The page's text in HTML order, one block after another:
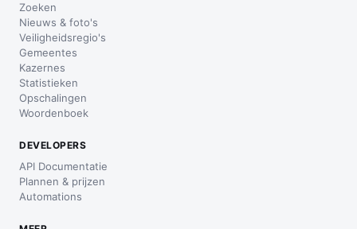
Zoeken
Nieuws & foto's
Veiligheidsregio's
Gemeentes
Kazernes
Statistieken
Opschalingen
Woordenboek
DEVELOPERS
API Documentatie
Plannen & prijzen
Automations